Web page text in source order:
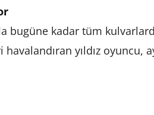
bugüne kadar tüm
yıldız oyuncu,